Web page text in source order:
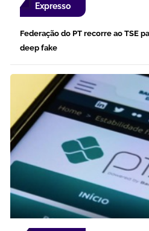
Expresso
Federação do PT recorre ao TSE
deep fake